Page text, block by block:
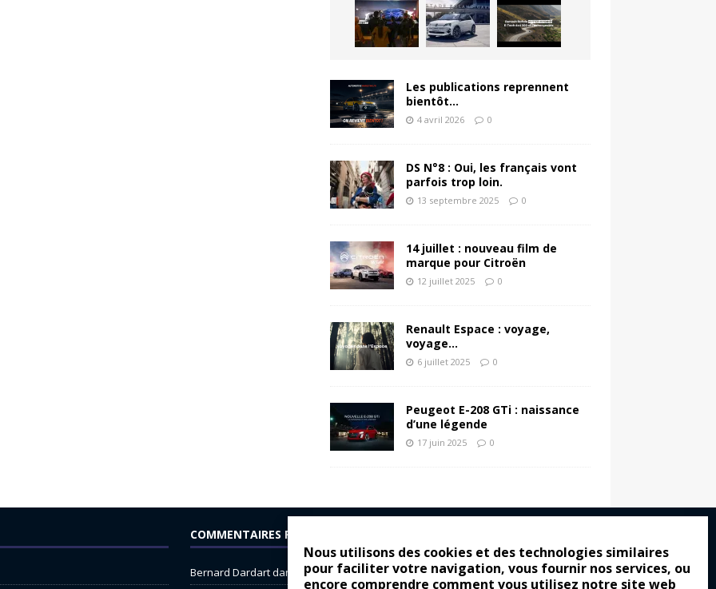
Nous utilisons des cookies et des technologies similaires
pour faciliter votre navigation, vous fournir nos services, ou
encore comprendre comment vous utilisez notre site web
Les publications reprennent
bientôt…
4 avril 2026 0
DS N°8 : Oui, les français vont
parfois trop loin.
13 septembre 2025 0
14 juillet : nouveau film de
marque pour Citroën
12 juillet 2025 0
Renault Espace : voyage,
voyage…
6 juillet 2025 0
Peugeot E-208 GTi : naissance
d’une légende
17 juin 2025 0
COMMENTAIRES RÉCENTS
Bernard Dardartdans Dacia Sandero : pour les gens vrais